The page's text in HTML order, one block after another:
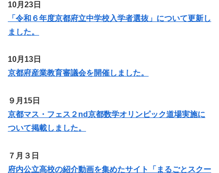
10月23日
「令和６年度京都府立中学校入学者選抜」について更新し
ました。
10月13日
京都府産業教育審議会を開催しました。
９月15日
京都マス・フェス２nd京都数学オリンピック道場実施に
ついて掲載しました。
７月３日
府内公立高校の紹介動画を集めたサイト「まるごとスクー